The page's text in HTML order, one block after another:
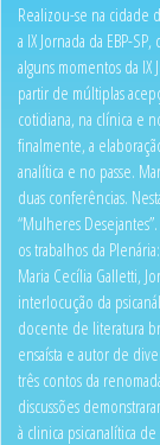
Realizou-se na cidade
a IX Jornada da EBP-
alguns momentos da
partir de múltiplas
cotidiana, na clínica e
finalmente, a
analítica e no passe.
duas conferências.
“Mulheres
os trabalhos da
Maria Cecília Galletti,
interlocução da
docente de literatura
ensaísta e autor de
três contos da
discussões
à clinica psicanalítica